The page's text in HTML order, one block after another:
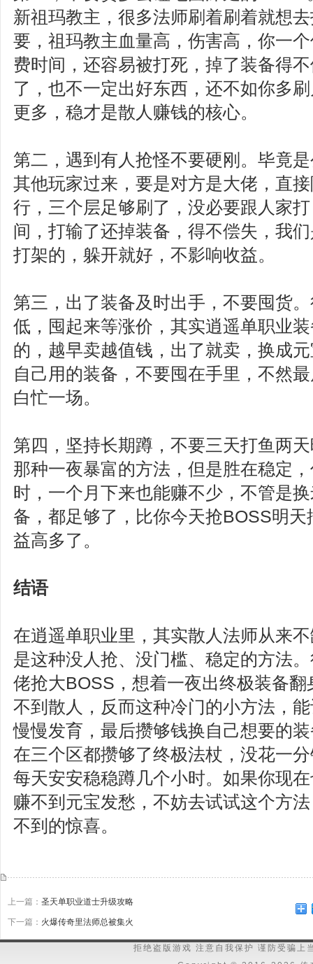
新祖玛教主，很多法师刷着刷着就想
要，祖玛教主血量高，伤害高，你一
费时间，还容易被打死，掉了装备得
了，也不一定出好东西，还不如你多
更多，稳才是散人赚钱的核心。
第二，遇到有人抢怪不要硬刚。毕竟
其他玩家过来，要是对方是大佬，直
行，三个层足够刷了，没必要跟人家
间，打输了还掉装备，得不偿失，我
打架的，躲开就好，不影响收益。
第三，出了装备及时出手，不要囤货
低，囤起来等涨价，其实逍遥单职业
的，越早卖越值钱，出了就卖，换成
自己用的装备，不要囤在手里，不然
白忙一场。
第四，坚持长期蹲，不要三天打鱼两
那种一夜暴富的方法，但是胜在稳定
时，一个月下来也能赚不少，不管是
备，都足够了，比你今天抢BOSS明
益高多了。
结语
在逍遥单职业里，其实散人法师从来
是这种没人抢、没门槛、稳定的方法
佬抢大BOSS，想着一夜出终极装备
不到散人，反而这种冷门的小方法，
慢慢发育，最后攒够钱换自己想要的
在三个区都攒够了终极法杖，没花一
每天安安稳稳蹲几个小时。如果你现
赚不到元宝发愁，不妨去试试这个方
不到的惊喜。
上一篇： 圣天单职业道士升级攻略
下一篇： 火爆传奇里法师总被集火
拒绝盗版游戏 注意自我保护 谨防受骗上